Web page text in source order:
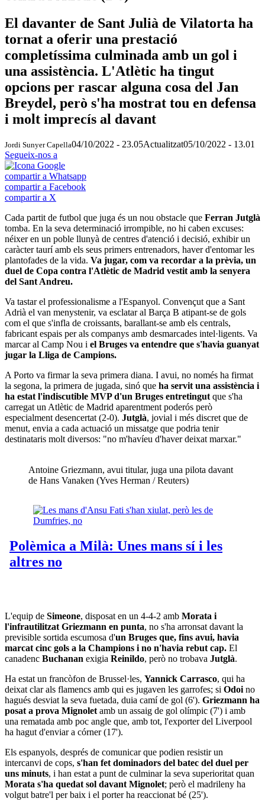
El davanter de Sant Julià de Vilatorta ha
tornat a oferir una prestació
completíssima culminada amb un gol i
una assistència. L'Atlètic ha tingut
opcions per rascar alguna cosa del Jan
Breydel, però s'ha mostrat tou en defensa
i molt imprecís al davant
Jordi Sunyer Capella04/10/2022 - 23.05Actualitzat05/10/2022 - 13.01
Segueix-nos a
compartir a Whatsapp
compartir a Facebook
compartir a X
Cada partit de futbol que juga és un nou obstacle que Ferran Jutglà
tomba. En la seva determinació irrompible, no hi caben excuses:
néixer en un poble llunyà de centres d'atenció i decisió, exhibir un
caràcter taurí amb els seus primers entrenadors, haver d'entomar les
plantofades de la vida. Va jugar, com va recordar a la prèvia, un
duel de Copa contra l'Atlètic de Madrid vestit amb la senyera
del Sant Andreu.
Va tastar el professionalisme a l'Espanyol. Convençut que a Sant
Adrià el van menystenir, va esclatar al Barça B atipant-se de gols
com el que s'infla de croissants, barallant-se amb els centrals,
fabricant espais per als companys amb desmarcades intel·ligents. Va
marcar al Camp Nou i el Bruges va entendre que s'havia guanyat
jugar la Lliga de Campions.
A Porto va firmar la seva primera diana. I avui, no només ha firmat
la segona, la primera de jugada, sinó que ha servit una assistència i
ha estat l'indiscutible MVP d'un Bruges entretingut que s'ha
carregat un Atlètic de Madrid aparentment poderós però
especialment desencertat (2-0). Jutglà, jovial i més discret que de
menut, envia a cada actuació un missatge que podria tenir
destinataris molt diversos: "no m'havíeu d'haver deixat marxar."
Antoine Griezmann, avui titular, juga una pilota davant
de Hans Vanaken (Yves Herman / Reuters)
L'equip de Simeone, disposat en un 4-4-2 amb Morata i
l'infrautilitzat Griezmann en punta, no s'ha arronsat davant la
previsible sortida escumosa d'un Bruges que, fins avui, havia
marcat cinc gols a la Champions i no n'havia rebut cap. El
canadenc Buchanan exigia Reinildo, però no trobava Jutglà.
Ha estat un francòfon de Brussel·les, Yannick Carrasco, qui ha
deixat clar als flamencs amb qui es jugaven les garrofes; si Odoi no
hagués desviat la seva fuetada, duia camí de gol (6'). Griezmann ha
posat a prova Mignolet amb un assaig de gol olímpic (7') i amb
una rematada amb poc angle que, amb tot, l'exporter del Liverpool
ha hagut d'enviar a córner (17').
Els espanyols, després de comunicar que podien resistir un
intercanvi de cops, s'han fet dominadors del batec del duel per
uns minuts, i han estat a punt de culminar la seva superioritat quan
Morata s'ha quedat sol davant Mignolet; però el madrileny ha
volgut batre'l per baix i el porter ha reaccionat bé (25').